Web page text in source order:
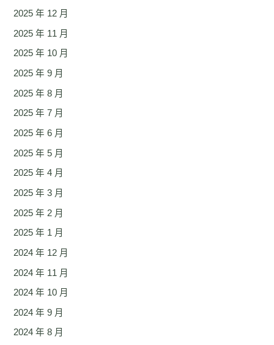
2025 年 12 月
2025 年 11 月
2025 年 10 月
2025 年 9 月
2025 年 8 月
2025 年 7 月
2025 年 6 月
2025 年 5 月
2025 年 4 月
2025 年 3 月
2025 年 2 月
2025 年 1 月
2024 年 12 月
2024 年 11 月
2024 年 10 月
2024 年 9 月
2024 年 8 月